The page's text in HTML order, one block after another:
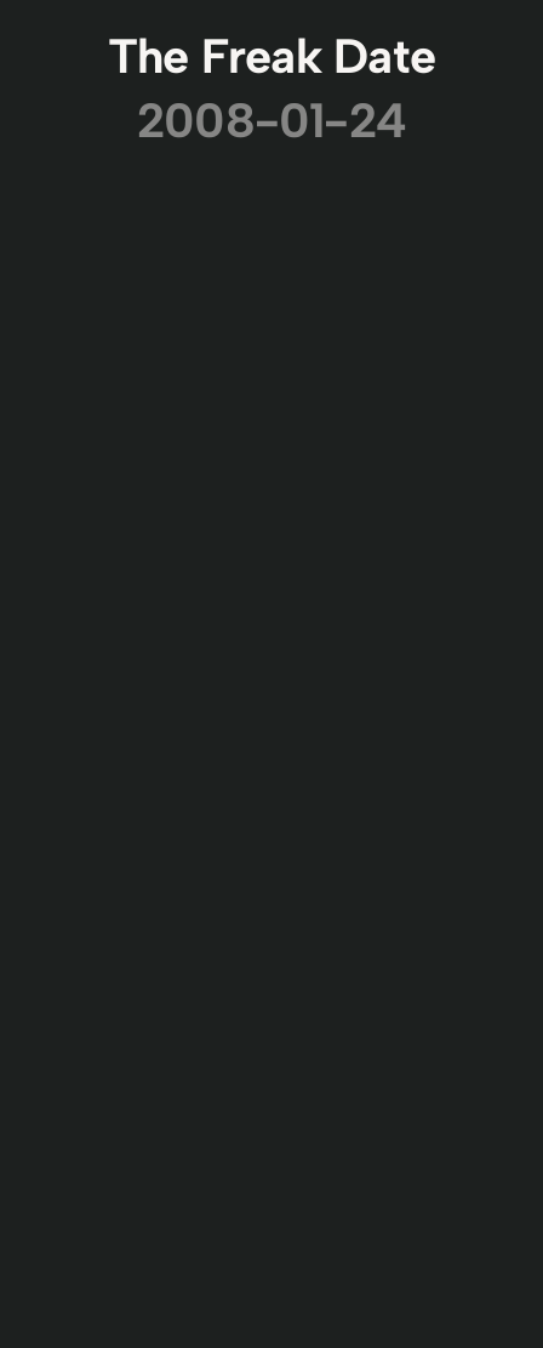
The Freak Date
2008-01-24